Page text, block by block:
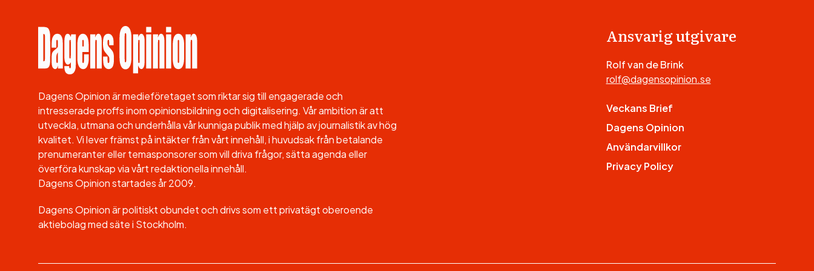
Dagens Opinion är medieföretaget som riktar sig till engagerade och
intresserade proffs inom opinionsbildning och digitalisering. Vår ambition är att
utveckla, utmana och underhålla vår kunniga publik med hjälp av journalistik av hög
kvalitet. Vi lever främst på intäkter från vårt innehåll, i huvudsak från betalande
prenumeranter eller temasponsorer som vill driva frågor, sätta agenda eller
överföra kunskap via vårt redaktionella innehåll.
Dagens Opinion startades år 2009.
Dagens Opinion är politiskt obundet och drivs som ett privatägt oberoende
aktiebolag med säte i Stockholm.
Ansvarig utgivare
Rolf van de Brink
rolf@dagensopinion.se
Veckans Brief
Dagens Opinion
Användarvillkor
Privacy Policy